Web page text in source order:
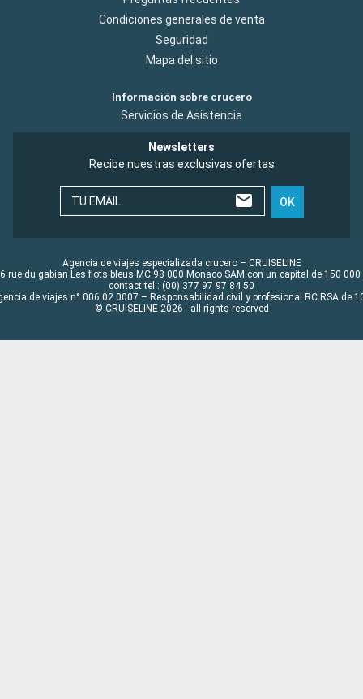
Condiciones generales de venta
Seguridad
Mapa del sitio
Información sobre crucero
Servicios de Asistencia
Newsletters
Recibe nuestras exclusivas ofertas
TU EMAIL OK
Agencia de viajes especializada crucero – CRUISELINE
rue du gabian Les flots bleus MC 98 000 Monaco SAM con un capital de 150 000
contact tel : (00) 377 97 97 84 50
de viajes n° 006 02 0007 – Responsabilidad civil y profesional RC RSA de
© CRUISELINE 2026 - all rights reserved